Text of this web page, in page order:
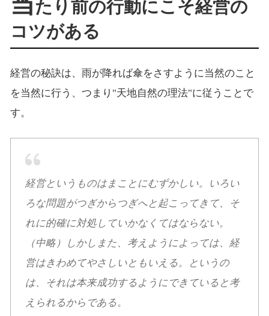
たり前の行動にこそ経営の
コツがある
経営の秘訣は、雨が降れば傘をさすように当然のこと
を当然に行う、つまり"天地自然の理法"に従うことで
す。
経営というものはまことにむずかしい。いろい
ろな問題がつぎからつぎへと起こってきて、そ
れに的確に対処していかなくてはならない。
（中略）しかしまた、考えようによっては、経
営はきわめてやさしいともいえる。というの
は、それは本来成功するようにできていると考
えられるからである。